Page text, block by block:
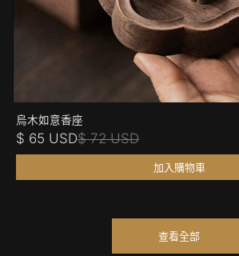
烏木如意香座
$ 65 USD$ 72 USD
加入購物車
查看全部